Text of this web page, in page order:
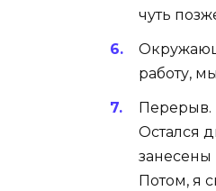
чуть
работу,
Перерыв.
Остался
занесены
Потом, я